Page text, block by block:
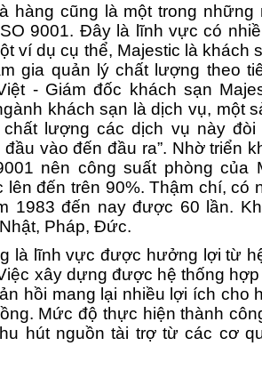
hàng cũng là một trong những
9001. Đây là lĩnh vực có
ví dụ cụ thể, Majestic là khách
gia quản lý chất lượng theo
- Giám đốc khách sạn
khách sạn là dịch vụ, một
lượng các dịch vụ này
vào đến đầu ra”. Nhờ triển
nên công suất phòng của
lên đến trên 90%. Thậm chí, có
1983 đến nay được 60 lần.
Pháp, Đức.
là lĩnh vực được hưởng lợi từ
xây dựng được hệ thống
hồi mang lại nhiều lợi ích cho
Mức độ thực hiện thành
hút nguồn tài trợ từ các cơ